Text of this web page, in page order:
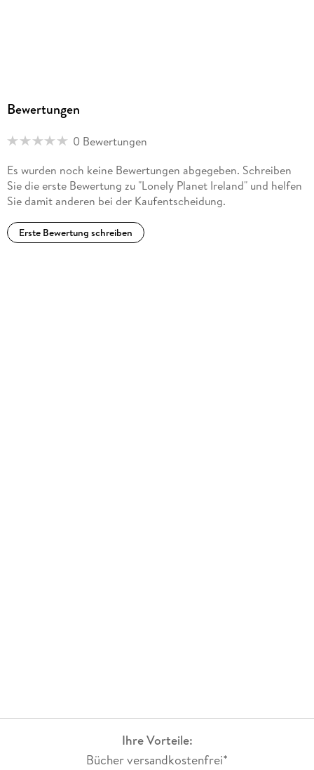
Bewertungen
0 Bewertungen
Es wurden noch keine Bewertungen abgegeben. Schreiben
Sie die erste Bewertung zu "Lonely Planet Ireland" und helfen
Sie damit anderen bei der Kaufentscheidung.
Erste Bewertung schreiben
Ihre Vorteile:
Bücher versandkostenfrei*